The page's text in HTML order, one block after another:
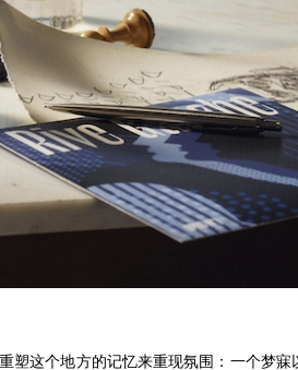
塑这个地方的记忆来重现氛围：一个梦寐